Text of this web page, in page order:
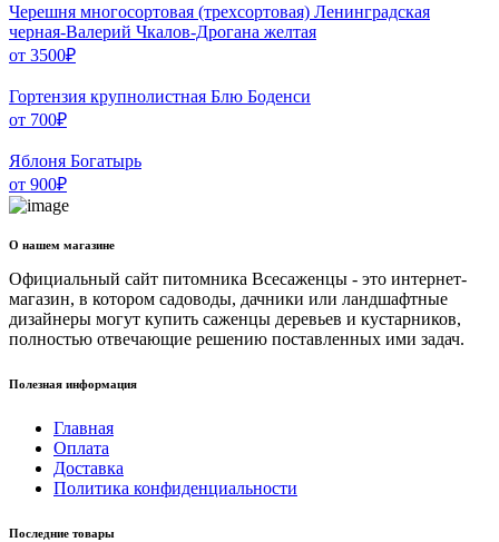
Черешня многосортовая (трехсортовая) Ленинградская
черная-Валерий Чкалов-Дрогана желтая
от 3500₽
Гортензия крупнолистная Блю Боденси
от 700₽
Яблоня Богатырь
от 900₽
О нашем магазине
Официальный сайт питомника Всесаженцы - это интернет-
магазин, в котором садоводы, дачники или ландшафтные
дизайнеры могут купить саженцы деревьев и кустарников,
полностью отвечающие решению поставленных ими задач.
Полезная информация
Главная
Оплата
Доставка
Политика конфиденциальности
Последние товары